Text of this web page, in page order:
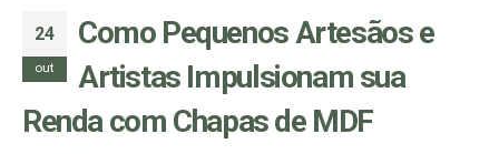
24
out
Como Pequenos Artesãos e
Artistas Impulsionam sua
Renda com Chapas de MDF